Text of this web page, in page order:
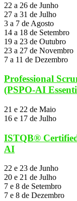
22 a 26 de Junho
27 a 31 de Julho
3 a 7 de Agosto
14 a 18 de Setembro
19 a 23 de Outubro
23 a 27 de Novembro
7 a 11 de Dezembro
Professional
(PSPO-AI
21 e 22 de Maio
16 e 17 de Julho
ISTQB®
AI
22 e 23 de Junho
20 e 21 de Julho
7 e 8 de Setembro
7 e 8 de Dezembro